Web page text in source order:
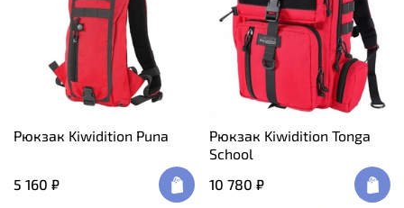
Рюкзак Kiwidition Puna
5 160 ₽
Рюкзак Kiwidition Tonga
School
10 780 ₽